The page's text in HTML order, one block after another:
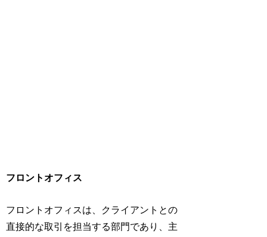
フロントオフィス
フロントオフィスは、クライアントとの
直接的な取引を担当する部門であり、主